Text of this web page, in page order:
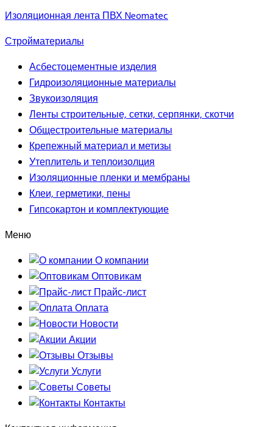
Изоляционная лента ПВХ Neomatec
Стройматериалы
Асбестоцементные изделия
Гидроизоляционные материалы
Звукоизоляция
Ленты строительные, сетки, серпянки, скотчи
Общестроительные материалы
Крепежный материал и метизы
Утеплитель и теплоизолция
Изоляционные пленки и мембраны
Клеи, герметики, пены
Гипсокартон и комплектующие
Меню
О компании
Оптовикам
Прайс-лист
Оплата
Новости
Акции
Отзывы
Услуги
Советы
Контакты